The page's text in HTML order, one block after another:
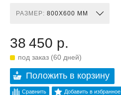
РАЗМЕР: 800X600 ММ
38 450 р.
под заказ (60 дней)
Положить в корзину
Сравнить Добавить в избранное